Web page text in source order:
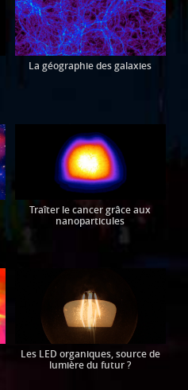
La géographie des galaxies
Traîter le cancer grâce aux
nanoparticules
Les LED organiques, source de
lumière du futur ?